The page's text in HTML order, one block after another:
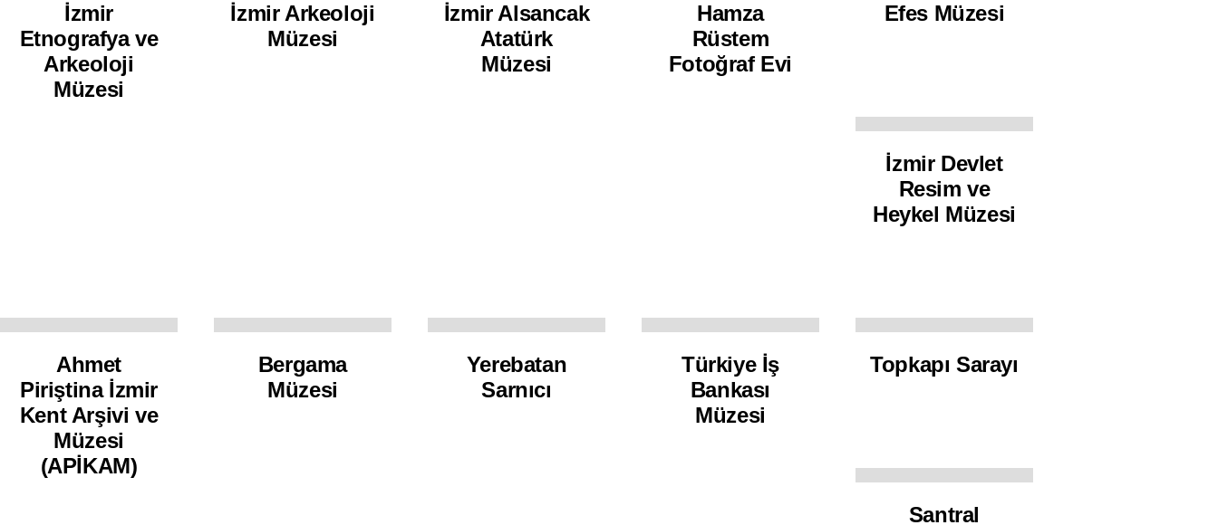
İzmir
Etnografya ve
Arkeoloji
Müzesi
İzmir Arkeoloji
Müzesi
İzmir Alsancak
Atatürk
Müzesi
Hamza
Rüstem
Fotoğraf Evi
Efes Müzesi
İzmir Devlet
Resim ve
Heykel Müzesi
Ahmet
Piriştina İzmir
Kent Arşivi ve
Müzesi
(APİKAM)
Bergama
Müzesi
Yerebatan
Sarnıcı
Türkiye İş
Bankası
Müzesi
Topkapı Sarayı
Santral